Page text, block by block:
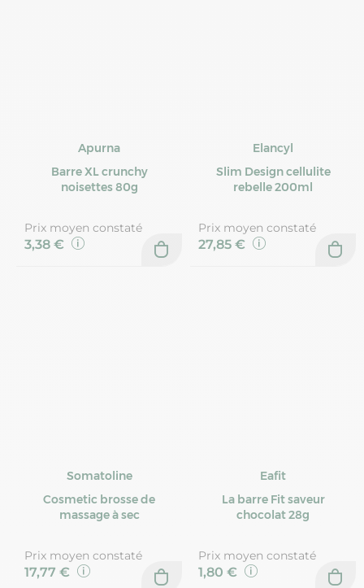
Apurna
Barre XL crunchy
noisettes 80g
Prix moyen constaté
3,38 €
Elancyl
Slim Design cellulite
rebelle 200ml
Prix moyen constaté
27,85 €
Somatoline
Cosmetic brosse de
massage à sec
Prix moyen constaté
17,77 €
Eafit
La barre Fit saveur
chocolat 28g
Prix moyen constaté
1,80 €